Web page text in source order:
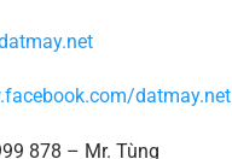
datmay.net
878 – Mr. Tùng